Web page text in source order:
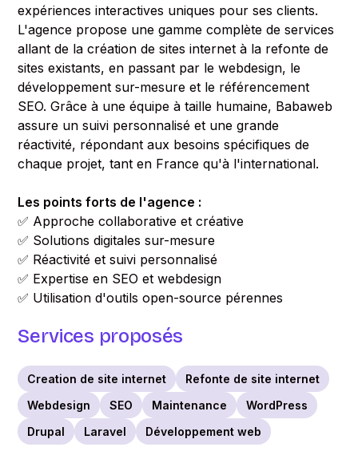
expériences interactives uniques pour ses clients.
L'agence propose une gamme complète de services
allant de la création de sites internet à la refonte de
sites existants, en passant par le webdesign, le
développement sur-mesure et le référencement
SEO. Grâce à une équipe à taille humaine, Babaweb
assure un suivi personnalisé et une grande
réactivité, répondant aux besoins spécifiques de
chaque projet, tant en France qu'à l'international.
Les points forts de l'agence :
✅ Approche collaborative et créative
✅ Solutions digitales sur-mesure
✅ Réactivité et suivi personnalisé
✅ Expertise en SEO et webdesign
✅ Utilisation d'outils open-source pérennes
Services proposés
Creation de site internet
Refonte de site internet
Webdesign
SEO Maintenance
WordPress
Drupal
Laravel Développement web